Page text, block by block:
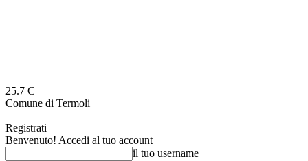
25.7 C
Comune di Termoli
Registrati
Benvenuto! Accedi al tuo account
il tuo username